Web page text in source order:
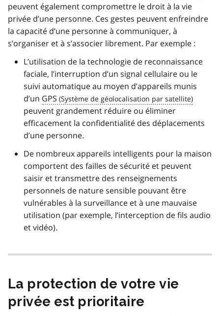
peuvent également compromettre le droit à la vie
privée d’une personne. Ces gestes peuvent enfreindre
la capacité d’une personne à communiquer, à
s’organiser et à s’associer librement. Par exemple :
L’utilisation de la technologie de reconnaissance
faciale, l’interruption d’un signal cellulaire ou le
suivi automatique au moyen d’appareils munis
d’un GPS
peuvent grandement réduire ou éliminer
efficacement la confidentialité des déplacements
d’une personne.
De nombreux appareils intelligents pour la maison
comportent des failles de sécurité et peuvent
saisir et transmettre des renseignements
personnels de nature sensible pouvant être
vulnérables à la surveillance et à une mauvaise
utilisation (par exemple, l’interception de fils audio
et vidéo).
La protection de votre vie
privée est prioritaire